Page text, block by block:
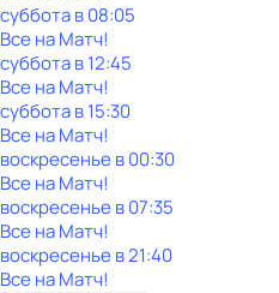
субботав08:05
Все на Матч!
субботав12:45
Все на Матч!
субботав15:30
Все на Матч!
воскресенье в00:30
Все на Матч!
воскресенье в07:35
Все на Матч!
воскресенье в21:40
Все на Матч!